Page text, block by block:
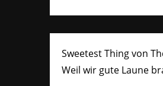
Sweetest Thing von
Weil wir gute Laune